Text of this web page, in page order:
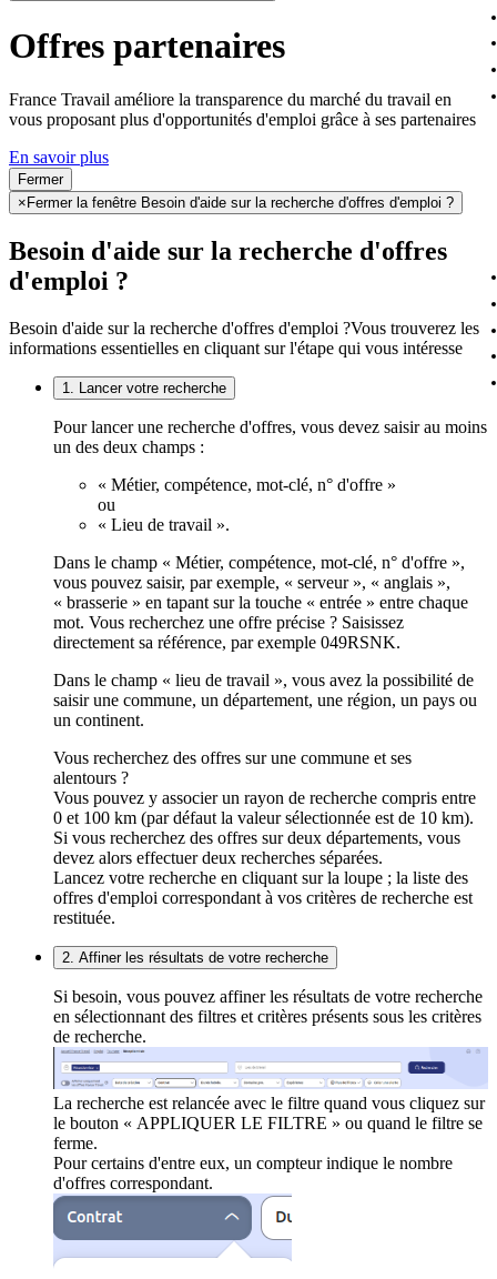
Offres partenaires
France Travail améliore la transparence du marché du travail en
vous proposant plus d'opportunités d'emploi grâce à ses partenaires
En savoir plus
Fermer
× Fermer la fenêtre Besoin d'aide sur la recherche d'offres d'emploi ?
Besoin d'aide sur la recherche d'offres
d'emploi ?
Besoin d'aide sur la recherche d'offres d'emploi ?Vous trouverez les
informations essentielles en cliquant sur l'étape qui vous intéresse
1. Lancer votre recherche
Pour lancer une recherche d'offres, vous devez saisir au moins
un des deux champs :
« Métier, compétence, mot-clé, n° d'offre »
ou
« Lieu de travail ».
Dans le champ « Métier, compétence, mot-clé, n° d'offre »,
vous pouvez saisir, par exemple, « serveur », « anglais »,
« brasserie » en tapant sur la touche « entrée » entre chaque
mot. Vous recherchez une offre précise ? Saisissez
directement sa référence, par exemple 049RSNK.
Dans le champ « lieu de travail », vous avez la possibilité de
saisir une commune, un département, une région, un pays ou
un continent.
Vous recherchez des offres sur une commune et ses
alentours ?
Vous pouvez y associer un rayon de recherche compris entre
0 et 100 km (par défaut la valeur sélectionnée est de 10 km).
Si vous recherchez des offres sur deux départements, vous
devez alors effectuer deux recherches séparées.
Lancez votre recherche en cliquant sur la loupe ; la liste des
offres d'emploi correspondant à vos critères de recherche est
restituée.
2. Affiner les résultats de votre recherche
Si besoin, vous pouvez affiner les résultats de votre recherche
en sélectionnant des filtres et critères présents sous les critères
de recherche.
La recherche est relancée avec le filtre quand vous cliquez sur
le bouton « APPLIQUER LE FILTRE » ou quand le filtre se
ferme.
Pour certains d'entre eux, un compteur indique le nombre
d'offres correspondant.